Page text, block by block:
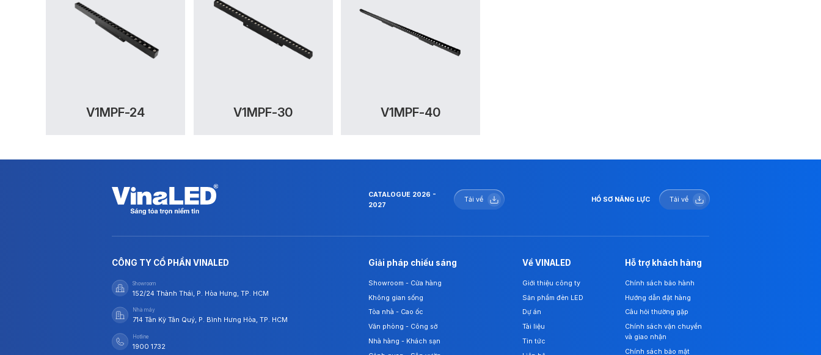
V1MPF-24 V1MPF-30 V1MPF-40
CATALOGUE 2026 -
2027
Tải về HỒ SƠ NĂNG LỰC Tải về
CÔNG TY CỔ PHẦN VINALED
Showroom
152/24 Thành Thái, P. Hòa Hưng, TP. HCM
Nhà máy
714 Tân Kỳ Tân Quý, P. Bình Hưng Hòa, TP. HCM
Hotline
1900 1732
Giải pháp chiếu sáng
Showroom - Cửa hàng
Không gian sống
Tòa nhà - Cao ốc
Văn phòng - Công sở
Nhà hàng - Khách sạn
Về VINALED
Giới thiệu công ty
Sản phẩm đèn LED
Dự án
Tài liệu
Tin tức
Hỗ trợ khách hàng
Chính sách bảo hành
Hướng dẫn đặt hàng
Câu hỏi thường gặp
Chính sách vận chuyển
và giao nhận
Chính sách bảo mật